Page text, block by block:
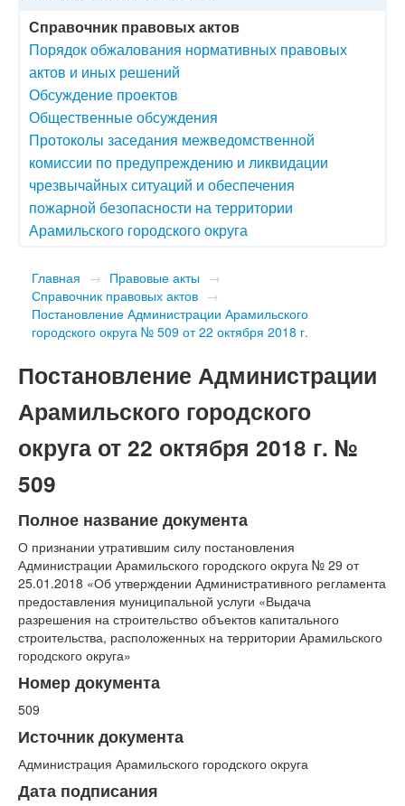
Справочник правовых актов
Порядок обжалования нормативных правовых
актов и иных решений
Обсуждение проектов
Общественные обсуждения
Протоколы заседания межведомственной
комиссии по предупреждению и ликвидации
чрезвычайных ситуаций и обеспечения
пожарной безопасности на территории
Арамильского городского округа
Главная → Правовые акты →
Справочник правовых актов →
Постановление Администрации Арамильского
городского округа № 509 от 22 октября 2018 г.
Постановление Администрации
Арамильского городского
округа от 22 октября 2018 г. №
509
Полное название документа
О признании утратившим силу постановления
Администрации Арамильского городского округа № 29 от
25.01.2018 «Об утверждении Административного регламента
предоставления муниципальной услуги «Выдача
разрешения на строительство объектов капитального
строительства, расположенных на территории Арамильского
городского округа»
Номер документа
509
Источник документа
Администрация Арамильского городского округа
Дата подписания